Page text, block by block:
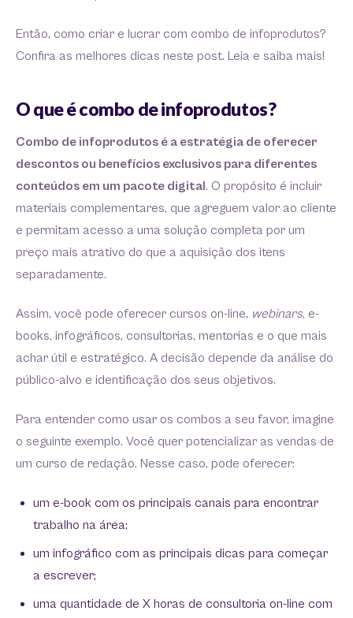
Então, como criar e lucrar com combo de infoprodutos?
Confira as melhores dicas neste post. Leia e saiba mais!
O que é combo de infoprodutos?
Combo de infoprodutos é a estratégia de oferecer
descontos ou benefícios exclusivos para diferentes
conteúdos em um pacote digital. O propósito é incluir
materiais complementares, que agreguem valor ao cliente
e permitam acesso a uma solução completa por um
preço mais atrativo do que a aquisição dos itens
separadamente.
Assim, você pode oferecer cursos on-line, webinars, e-
books, infográficos, consultorias, mentorias e o que mais
achar útil e estratégico. A decisão depende da análise do
público-alvo e identificação dos seus objetivos.
Para entender como usar os combos a seu favor, imagine
o seguinte exemplo. Você quer potencializar as vendas de
um curso de redação. Nesse caso, pode oferecer:
um e-book com os principais canais para encontrar
trabalho na área;
um infográfico com as principais dicas para começar
a escrever;
uma quantidade de X horas de consultoria on-line com